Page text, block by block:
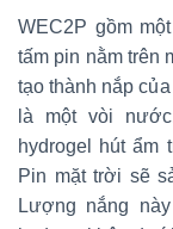
WEC2P gồm
tấm pin nằm trên
tạo thành nắp
là một vòi
hydrogel hút ẩm
Pin mặt trời sẽ
Lượng nắng